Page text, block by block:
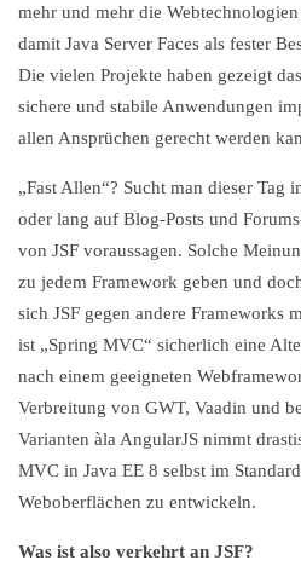
mehr und mehr die
damit Java Server Faces als fester
Die vielen Projekte haben gezeigt
sichere und stabile Anwendungen
allen Ansprüchen gerecht werden
„Fast Allen“? Sucht man dieser Tag
oder lang auf Blog-Posts und
von JSF voraussagen. Solche
zu jedem Framework geben und
sich JSF gegen andere Frameworks
ist „Spring MVC“ sicherlich eine
nach einem geeigneten
Verbreitung von GWT, Vaadin und
Varianten àla AngularJS nimmt
MVC in Java EE 8 selbst im
Weboberflächen zu entwickeln.
Was ist also verkehrt an JSF?